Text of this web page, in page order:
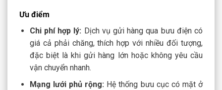
Ưu điểm
Chi phí hợp lý: Dịch vụ gửi hàng qua bưu điện có
giá cả phải chăng, thích hợp với nhiều đối tượng,
đặc biệt là khi gửi hàng lớn hoặc không yêu cầu
vận chuyển nhanh.
Mạng lưới phủ rộng: Hệ thống bưu cục có mặt ở